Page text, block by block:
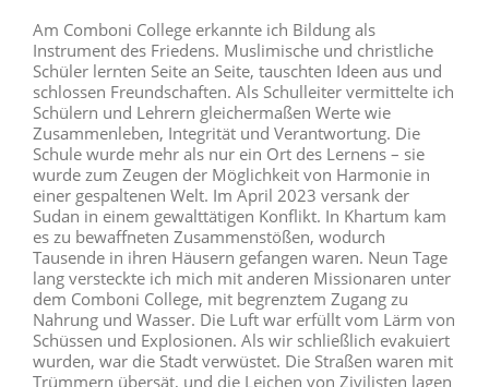
Am Comboni College erkannte ich Bildung als
Instrument des Friedens. Muslimische und christliche
Schüler lernten Seite an Seite, tauschten Ideen aus und
schlossen Freundschaften. Als Schulleiter vermittelte ich
Schülern und Lehrern gleichermaßen Werte wie
Zusammenleben, Integrität und Verantwortung. Die
Schule wurde mehr als nur ein Ort des Lernens – sie
wurde zum Zeugen der Möglichkeit von Harmonie in
einer gespaltenen Welt. Im April 2023 versank der
Sudan in einem gewalttätigen Konflikt. In Khartum kam
es zu bewaffneten Zusammenstößen, wodurch
Tausende in ihren Häusern gefangen waren. Neun Tage
lang versteckte ich mich mit anderen Missionaren unter
dem Comboni College, mit begrenztem Zugang zu
Nahrung und Wasser. Die Luft war erfüllt vom Lärm von
Schüssen und Explosionen. Als wir schließlich evakuiert
wurden, war die Stadt verwüstet. Die Straßen waren mit
Trümmern übersät, und die Leichen von Zivilisten lagen